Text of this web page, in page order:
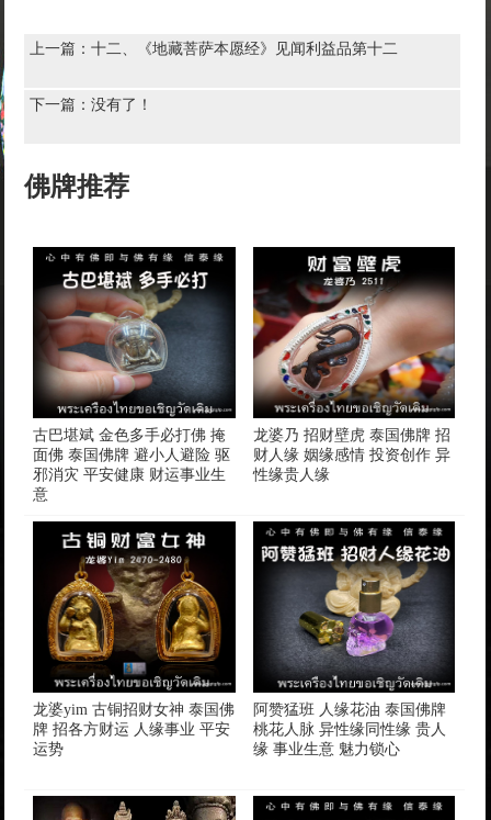
上一篇：十二、《地藏菩萨本愿经》见闻利益品第十二
下一篇：没有了！
佛牌推荐
古巴堪斌 金色多手必打佛 掩
面佛 泰国佛牌 避小人避险 驱
邪消灾 平安健康 财运事业生
意
龙婆乃 招财壁虎 泰国佛牌 招
财人缘 姻缘感情 投资创作 异
性缘贵人缘
龙婆yim 古铜招财女神 泰国佛
牌 招各方财运 人缘事业 平安
运势
阿赞猛班 人缘花油 泰国佛牌
桃花人脉 异性缘同性缘 贵人
缘 事业生意 魅力锁心